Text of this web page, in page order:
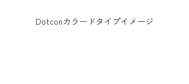
Dotconカラードタイプイメージ